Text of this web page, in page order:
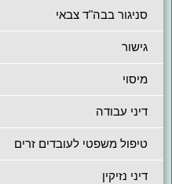
סניגור בבה"ד צבאי
גישור
מיסוי
דיני עבודה
טיפול משפטי לעובדים זרים
דיני נזיקין